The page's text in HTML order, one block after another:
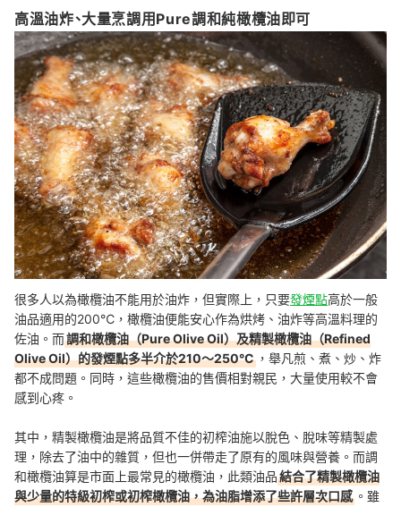
高溫油炸、大量烹調用Pure調和純橄欖油即可
很多人以為橄欖油不能用於油炸，但實際上，只要發煙點高於一般
油品適用的200℃，橄欖油便能安心作為烘烤、油炸等高溫料理的
佐油。而調和橄欖油（Pure Olive Oil）及精製橄欖油（Refined
Olive Oil）的發煙點多半介於210～250°C ，舉凡煎、煮、炒、炸
都不成問題。同時，這些橄欖油的售價相對親民，大量使用較不會
感到心疼。
其中，精製橄欖油是將品質不佳的初榨油施以脫色、脫味等精製處
理，除去了油中的雜質，但也一併帶走了原有的風味與營養。而調
和橄欖油算是市面上最常見的橄欖油，此類油品結合了精製橄欖油
與少量的特級初榨或初榨橄欖油，為油脂增添了些許層次口感 。雖